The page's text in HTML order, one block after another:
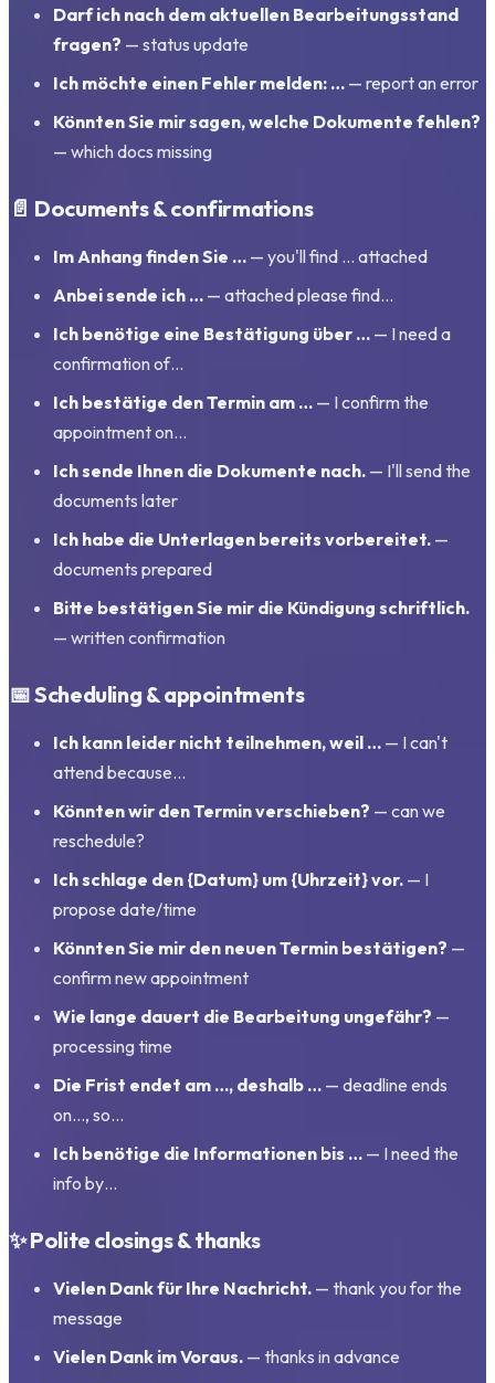
Darf ich nach dem aktuellen Bearbeitungsstand
fragen? — status update
Ich möchte einen Fehler melden: … — report an error
Könnten Sie mir sagen, welche Dokumente fehlen?
— which docs missing
📄 Documents & confirmations
Im Anhang finden Sie … — you'll find … attached
Anbei sende ich … — attached please find…
Ich benötige eine Bestätigung über … — I need a
confirmation of…
Ich bestätige den Termin am … — I confirm the
appointment on…
Ich sende Ihnen die Dokumente nach. — I'll send the
documents later
Ich habe die Unterlagen bereits vorbereitet. —
documents prepared
Bitte bestätigen Sie mir die Kündigung schriftlich.
— written confirmation
📅 Scheduling & appointments
Ich kann leider nicht teilnehmen, weil … — I can't
attend because…
Könnten wir den Termin verschieben? — can we
reschedule?
Ich schlage den {Datum} um {Uhrzeit}vor. — I
propose date/time
Könnten Sie mir den neuen Termin bestätigen? —
confirm new appointment
Wie lange dauert die Bearbeitung ungefähr? —
processing time
Die Frist endet am …, deshalb … — deadline ends
on…, so…
Ich benötige die Informationen bis … — I need the
info by…
✨ Polite closings & thanks
Vielen Dank für Ihre Nachricht. — thank you for the
message
Vielen Dank im Voraus. — thanks in advance